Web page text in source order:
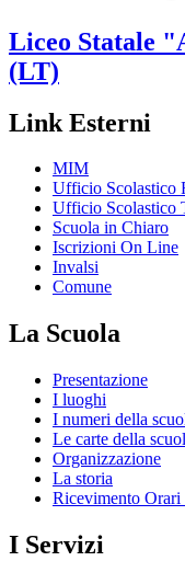
Liceo Statale
(LT)
Link Esterni
MIM
Ufficio Scolastico
Ufficio Scolastico
Scuola in Chiaro
Iscrizioni On Line
Invalsi
Comune
La Scuola
Presentazione
I luoghi
I numeri della
Le carte della
Organizzazione
La storia
Ricevimento Orari
I Servizi